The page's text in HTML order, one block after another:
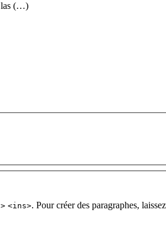
las (…)
<ins>. Pour créer des paragraphes,